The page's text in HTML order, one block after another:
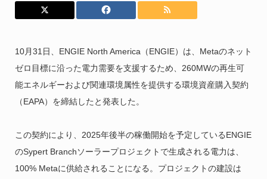
10月31日、ENGIE North America（ENGIE）は、Metaのネット
ゼロ目標に沿った電力需要を支援するため、260MWの再生可
能エネルギーおよび関連環境属性を提供する環境資産購入契約
（EAPA）を締結したと発表した。
この契約により、2025年後半の稼働開始を予定しているENGIE
のSypert Branchソーラープロジェクトで生成される電力は、
100% Metaに供給されることになる。プロジェクトの建設は